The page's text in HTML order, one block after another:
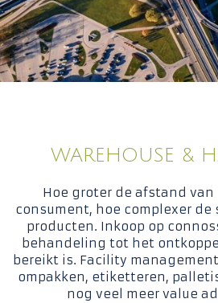
WAREHOUSE &
Hoe groter de afstand
consument, hoe complexer de
producten. Inkoop op
behandeling tot het
bereikt is. Facility
ompakken, etiketteren,
nog veel meer value